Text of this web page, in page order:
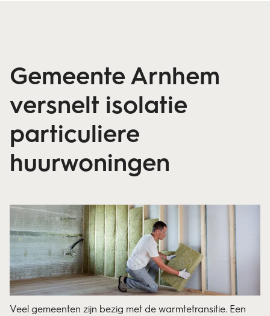
Gemeente Arnhem
versnelt isolatie
particuliere
huurwoningen
Veel gemeenten zijn bezig met de warmtetransitie. Een